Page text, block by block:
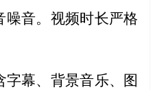
噪音。视频时长严格
字幕、背景音乐、图